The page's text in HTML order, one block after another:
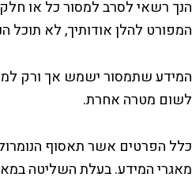
הנך רשאי לסרב למסור כל או
המפורט להלן אודותיך, לא תוכל
המידע שתמסור ישמש אך ורק
לשום מטרה אחרת.
כלל הפרטים אשר תאסוף